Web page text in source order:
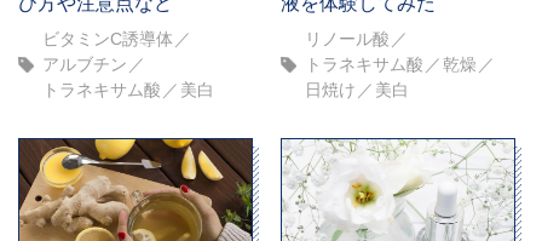
ビタミンC誘導体
アルブチン
トラネキサム酸
美白
リノール酸
トラネキサム酸
乾燥
日焼け
美白